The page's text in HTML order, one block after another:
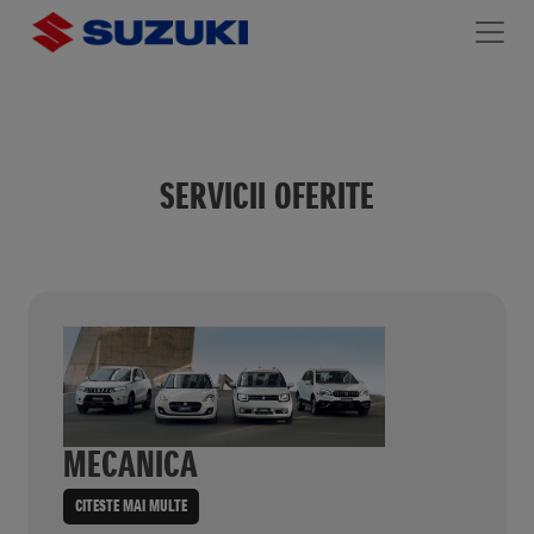
SERVICII OFERITE
MECANICA
CITESTE MAI MULTE